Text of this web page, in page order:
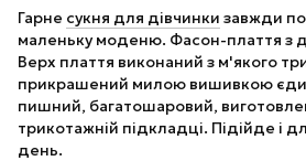
Гарне сукня для дівчинки завжди
маленьку моденю. Фасон-плаття з
Верх плаття виконаний з м'якого
прикрашений милою вишивкою
пишний, багатошаровий,
трикотажній підкладці. Підійде і
день.